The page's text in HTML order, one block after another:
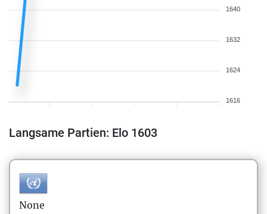
1640
1632
1624
1616
Langsame Partien: Elo 1603
None